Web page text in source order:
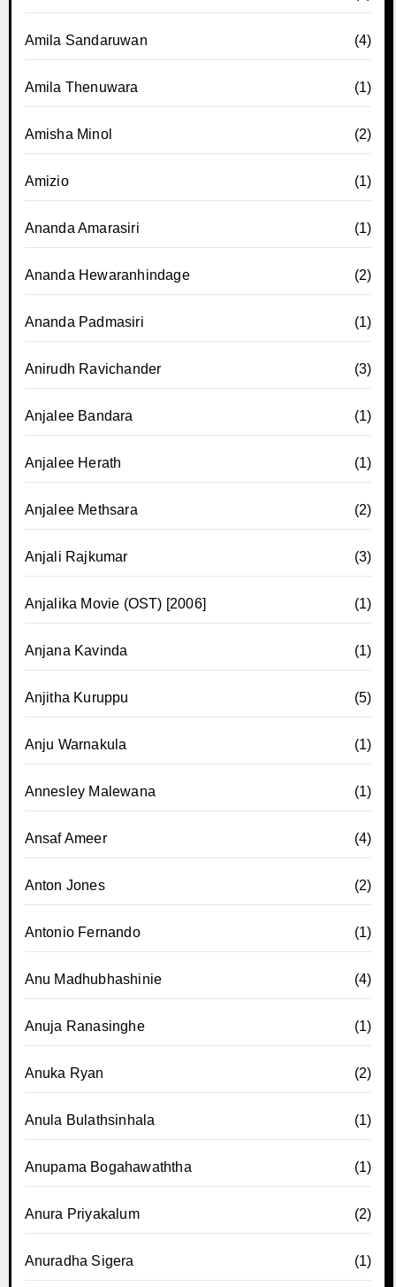
Amila Sandaruwan (4)
Amila Thenuwara (1)
Amisha Minol (2)
Amizio (1)
Ananda Amarasiri (1)
Ananda Hewaranhindage (2)
Ananda Padmasiri (1)
Anirudh Ravichander (3)
Anjalee Bandara (1)
Anjalee Herath (1)
Anjalee Methsara (2)
Anjali Rajkumar (3)
Anjalika Movie (OST) [2006] (1)
Anjana Kavinda (1)
Anjitha Kuruppu (5)
Anju Warnakula (1)
Annesley Malewana (1)
Ansaf Ameer (4)
Anton Jones (2)
Antonio Fernando (1)
Anu Madhubhashinie (4)
Anuja Ranasinghe (1)
Anuka Ryan (2)
Anula Bulathsinhala (1)
Anupama Bogahawaththa (1)
Anura Priyakalum (2)
Anuradha Sigera (1)